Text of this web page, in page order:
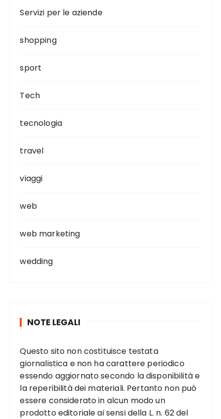
Servizi per le aziende
shopping
sport
Tech
tecnologia
travel
viaggi
web
web marketing
wedding
NOTE LEGALI
Questo sito non costituisce testata
giornalistica e non ha carattere periodico
essendo aggiornato secondo la disponibilità e
la reperibilità dei materiali. Pertanto non può
essere considerato in alcun modo un
prodotto editoriale ai sensi della L. n. 62 del